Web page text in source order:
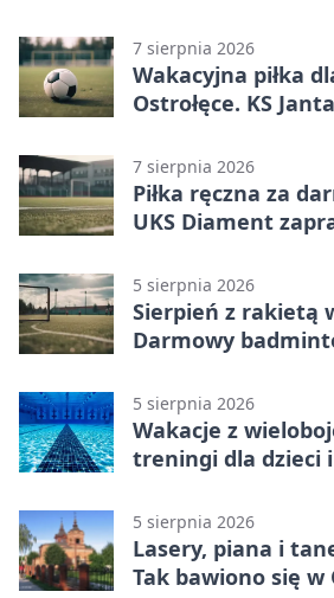
7 sierpnia 2026
Wakacyjna piłka
Ostrołęce. KS
7 sierpnia 2026
Piłka ręczna za
UKS Diament
5 sierpnia 2026
Sierpień z rakietą
Darmowy
5 sierpnia 2026
Wakacje z
treningi dla dzieci i
5 sierpnia 2026
Lasery, piana i
Tak bawiono się w